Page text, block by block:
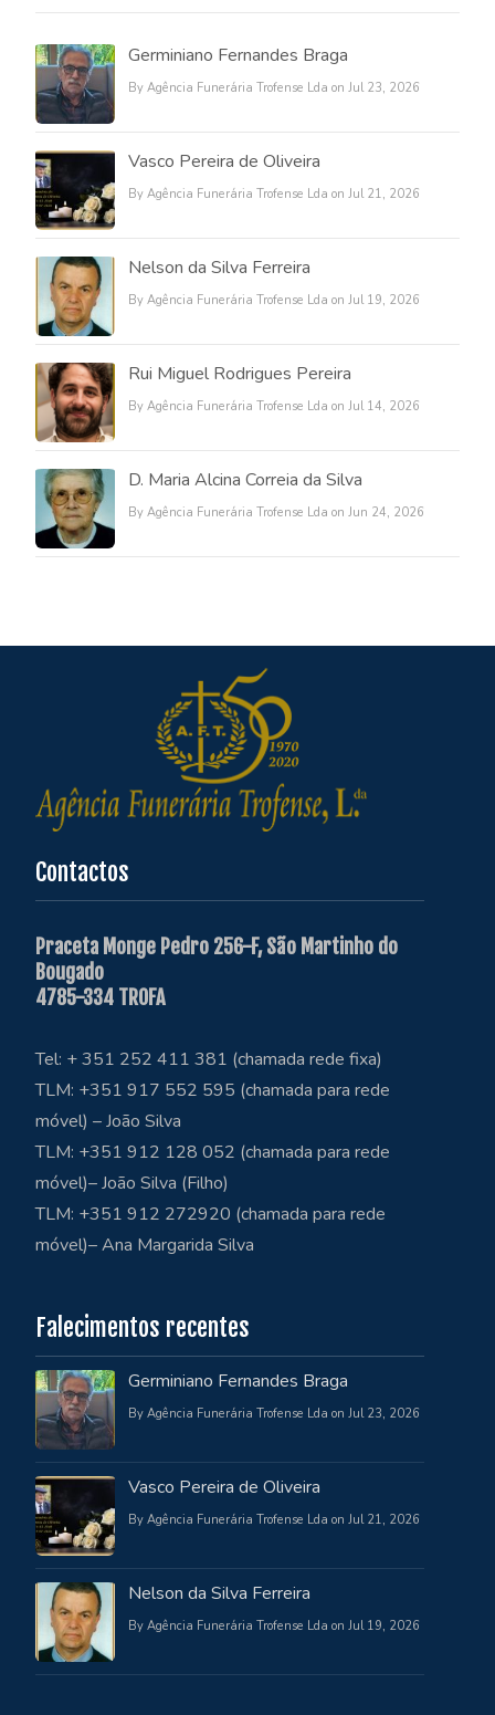
Germiniano Fernandes Braga
By Agência Funerária Trofense Lda on Jul 23, 2026
Vasco Pereira de Oliveira
By Agência Funerária Trofense Lda on Jul 21, 2026
Nelson da Silva Ferreira
By Agência Funerária Trofense Lda on Jul 19, 2026
Rui Miguel Rodrigues Pereira
By Agência Funerária Trofense Lda on Jul 14, 2026
D. Maria Alcina Correia da Silva
By Agência Funerária Trofense Lda on Jun 24, 2026
Contactos
Praceta Monge Pedro 256-F, São Martinho do
Bougado
4785-334 TROFA
Tel: + 351 252 411 381 (chamada rede fixa)
TLM: +351 917 552 595 (chamada para rede
móvel) – João Silva
TLM: +351 912 128 052 (chamada para rede
móvel)– João Silva (Filho)
TLM: +351 912 272920 (chamada para rede
móvel)– Ana Margarida Silva
Falecimentos recentes
Germiniano Fernandes Braga
By Agência Funerária Trofense Lda on Jul 23, 2026
Vasco Pereira de Oliveira
By Agência Funerária Trofense Lda on Jul 21, 2026
Nelson da Silva Ferreira
By Agência Funerária Trofense Lda on Jul 19, 2026